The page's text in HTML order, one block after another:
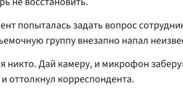
попыталась задать вопрос
группу внезапно напал
никто. Дай камеру, и микрофон
оттолкнул корреспондента.